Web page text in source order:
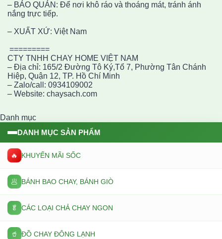
– BẢO QUẢN: Để nơi khô ráo và thoáng mát, tránh ánh
nắng trực tiếp.
– XUẤT XỨ: Việt Nam
=========
CTY TNHH CHAY HOME VIỆT NAM
– Địa chỉ: 165/2 Đường Tô Ký,Tổ 7, Phường Tân Chánh
Hiệp, Quận 12, TP. Hồ Chí Minh
– Zalo/call: 0934109002
– Website: chaysach.com
Danh mục
DANH MỤC SẢN PHẨM
🔥 KHUYẾN MÃI SỐC
🥟 BÁNH BAO CHAY, BÁNH GIÒ
🥬 CÁC LOẠI CHẢ CHAY NGON
🥤 ĐỒ CHAY ĐÔNG LẠNH